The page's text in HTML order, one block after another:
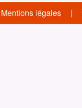
Mentions légales